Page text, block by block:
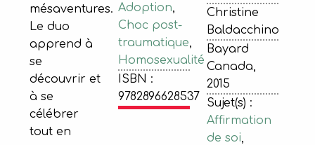
Adoption
Choc post-
traumatique
Homosexualité
ISBN :
9782896628537
mésaventures.
Le duo
apprend à
se
découvrir et
à se
célébrer
tout en
Christine
Baldacchino
Bayard
Canada,
2015
Sujet(s) :
Affirmation
de soi,